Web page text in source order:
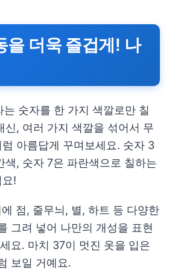
을 더욱 즐겁게! 나
는 숫자를 한 가지 색깔로만 칠
신, 여러 가지 색깔을 섞어서 무
럼 아름답게 꾸며보세요. 숫자 3
색, 숫자 7은 파란색으로 칠하는
!
점, 줄무늬, 별, 하트 등 다양한
그려 넣어 나만의 개성을 표현
요. 마치 37이 멋진 옷을 입은
보일 거예요.